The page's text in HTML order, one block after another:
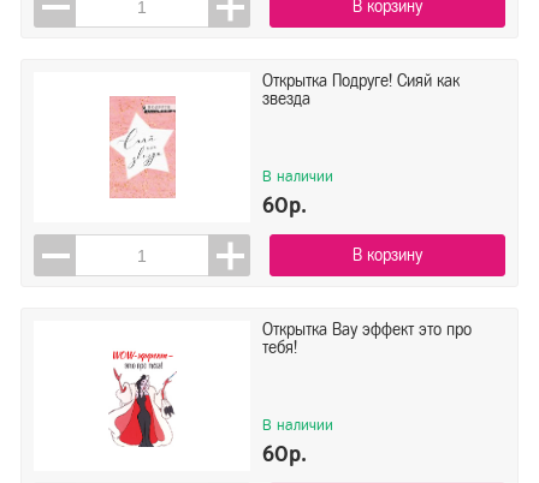
В корзину
Открытка Подруге! Сияй как
звезда
В наличии
60р.
В корзину
Открытка Вау эффект это про
тебя!
В наличии
60р.